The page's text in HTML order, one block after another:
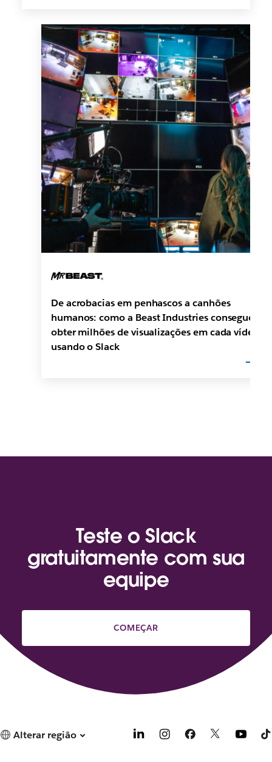
De acrobacias em penhascos a canhões
humanos: como a Beast Industries consegue
obter milhões de visualizações em cada vídeo
usando o Slack
Teste o Slack
gratuitamente com sua
equipe
COMEÇAR
Alterar região